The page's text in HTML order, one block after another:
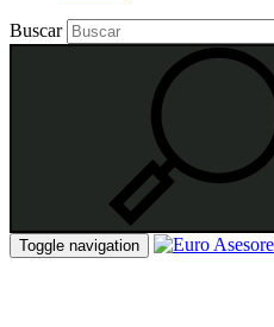
Buscar
Toggle navigation